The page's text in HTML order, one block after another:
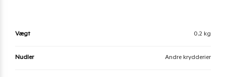
Vægt 0,2 kg
Nudler Andre krydderier